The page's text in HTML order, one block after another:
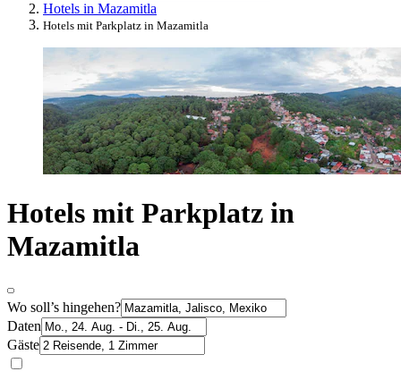
Hotels in Mazamitla
Hotels mit Parkplatz in Mazamitla
Hotels mit Parkplatz in
Mazamitla
Wo soll’s hingehen?
Daten
Gäste